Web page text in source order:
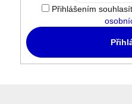
Přihlášením